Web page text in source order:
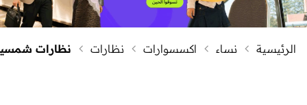
الرئيسية نساء اكسسوارات نظارات نظارات